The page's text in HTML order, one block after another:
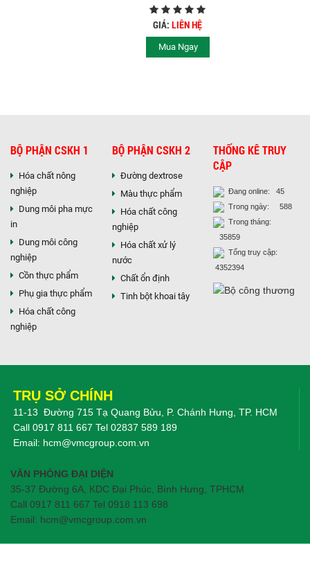
HÓA CHẤT XÂY
DỰNG
GIÁ:LIÊN HỆ
Mua Ngay
BỘ PHẬN CSKH 1
Hóa chất nông
nghiệp
Dung môi pha mực
in
Dung môi công
nghiệp
Cồn thực phẩm
Phụ gia thực phẩm
Hóa chất công
nghiệp
BỘ PHẬN CSKH 2
Đường dextrose
Màu thực phẩm
Hóa chất công
nghiệp
Hóa chất xử lý
nước
Chất ổn định
Tinh bột khoai tây
THỐNG KÊ TRUY
CẬP
Đang online: 45
Trong ngày: 588
Trong tháng:
35859
Tổng truy cập:
4352394
TRỤ SỞ CHÍNH
11-13 Đường 715 Tạ Quang Bửu, P. Chánh Hưng, TP. HCM
Call 0917 811 667 Tel 02837 589 189
Email: hcm@vmcgroup.com.vn
VĂN PHÒNG ĐẠI DIỆN
35-37 Đường 6A, KDC Đại Phúc, Bình Hưng, TPHCM
Call 0917 811 667 Tel 0918 113 698
Email: hcm@vmcgroup.com.vn